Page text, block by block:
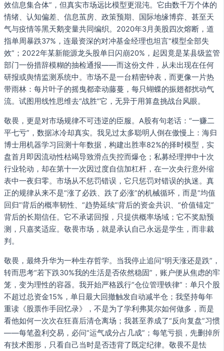
效信息集合体”，但真实市场远比模型更混沌。它由数千万个体的
情绪、认知偏差、信息茧房、政策预期、国际地缘博弈、甚至天
气与疫情等黑天鹅变量共同编织。2020年3月美股四次熔断，道
指单周暴跌37%，连最资深的对冲基金经理也坦言“模型全部失
效”；2022年某新能源龙头股单日闪崩20%，起因竟是某县级监管
部门一份措辞模糊的抽检通报——而这份文件，从未出现在任何
研报或舆情监测系统中。市场不是一台精密钟表，而更像一片热
带雨林：每片叶子的摇曳都牵动藤蔓，每只蝴蝶的振翅都扰动气
流。试图用线性思维去“战胜”它，无异于用算盘挑战台风眼。
敬畏，更是对市场规律不可违逆的臣服。A股有句老话：“一赚二
平七亏”，数据冰冷却真实。我见过太多聪明人倒在傲慢上：海归
博士用机器学习回测十年数据，构建出胜率82%的择时模型，实
盘首月即因流动性枯竭导致滑点失控而爆仓；私募经理押中十次
行业轮动，却在第十一次因过度自信加杠杆，在一次央行意外缩
表中一夜归零。市场从不惩罚错误，它只惩罚对错误的执迷。真
正的规律从来不是“涨了必跌、跌了必涨”的机械循环，而是“均值
回归”背后的概率韧性、“趋势延续”背后的资金共识、“价值锚定”
背后的长期信任。它不承诺回报，只提供概率场域；它不奖励预
测，只嘉奖适应。敬畏市场，就是承认自己永远是学生，而非裁
判。
敬畏，最终升华为一种生存哲学。当我停止追问“明天涨还是跌”，
转而思考“若下跌30%我的生活是否依然稳固”，账户便从焦虑的牢
笼，变为理性的容器。我开始严格践行“仓位管理铁律”：单只个股
不超过总资金15%，单日最大回撤触发自动减半仓；我坚持每年
重读《股票作手回忆录》，不是为了学利弗莫尔如何做多，而是
看他如何一次次在狂喜后清仓离场；我甚至养成了“反向复盘”习惯
——每笔盈利交易，必问“运气成分占几成”；每笔亏损，先删掉所
有技术图形，只看自己当时是否违背了既定纪律。敬畏不是怯